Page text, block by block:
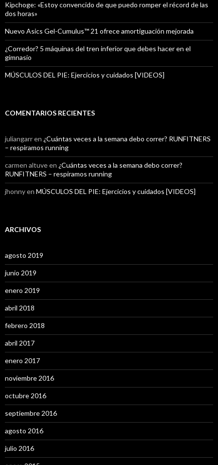
Kipchoge: «Estoy convencido de que puedo romper el récord de las
dos horas»
Nuevo Asics Gel-Cumulus™ 21 ofrece amortiguación mejorada
¿Corredor? 5 máquinas del tren inferior que debes hacer en el
gimnasio
MÚSCULOS DEL PIE: Ejercicios y cuidados [VIDEOS]
COMENTARIOS RECIENTES
juliangarren ¿Cuántas veces a la semana debo correr? RUNFITNERS
– respiramos running
carmen altuveen ¿Cuántas veces a la semana debo correr?
RUNFITNERS – respiramos running
jhonnyen MÚSCULOS DEL PIE: Ejercicios y cuidados [VIDEOS]
ARCHIVOS
agosto 2019
junio 2019
enero 2019
abril 2018
febrero 2018
abril 2017
enero 2017
noviembre 2016
octubre 2016
septiembre 2016
agosto 2016
julio 2016